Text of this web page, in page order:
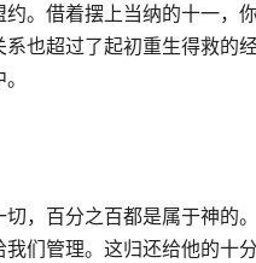
。借着摆上当纳的十一，
也超过了起初重生得救的
，百分之百都是属于神的
们管理。这归还给他的十